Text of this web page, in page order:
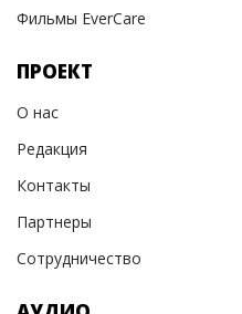
Фильмы EverCare
ПРОЕКТ
О нас
Редакция
Контакты
Партнеры
Сотрудничество